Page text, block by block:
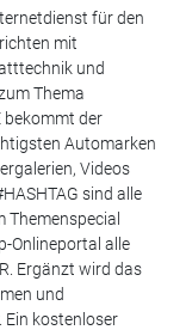
für den
mit
und
Thema
bekommt der
Automarken
Videos
sind alle
Themenspecial
Onlineportal alle
Ergänzt wird das
und
kostenloser